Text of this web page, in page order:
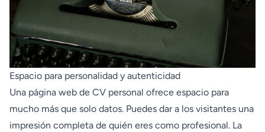
Espacio para personalidad y autenticidad
Una página web de CV personal ofrece espacio para
mucho más que solo datos. Puedes dar a los visitantes una
impresión completa de quién eres como profesional. La